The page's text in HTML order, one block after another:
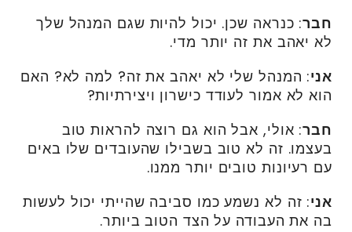
חבר: כנראה שכן. יכול להיות שגם המנהל שלך
לא יאהב את זה יותר מדי.
אני: המנהל שלי לא יאהב את זה? למה לא? האם
הוא לא אמור לעודד כישרון ויצירתיות?
חבר: אולי, אבל הוא גם רוצה להראות טוב
בעצמו. זה לא טוב בשבילו שהעובדים שלו באים
עם רעיונות טובים יותר ממנו.
אני: זה לא נשמע כמו סביבה שהייתי יכול לעשות
בה את העבודה על הצד הטוב ביותר.